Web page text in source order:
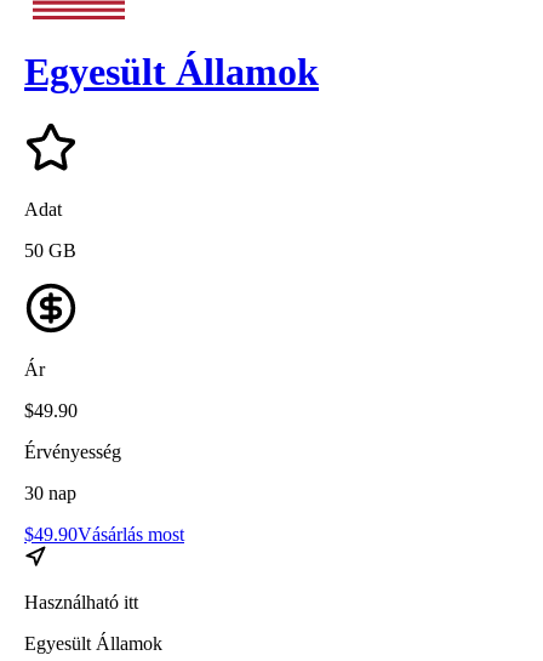
Egyesült Államok
Adat
50 GB
Ár
$49.90
Érvényesség
30 nap
$49.90Vásárlás most
Használható itt
Egyesült Államok